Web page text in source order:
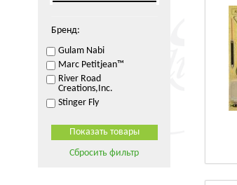
Бренд:
Gulam Nabi
Marc Petitjean™
River Road
Creations,Inc.
Stinger Fly
Сбросить фильтр